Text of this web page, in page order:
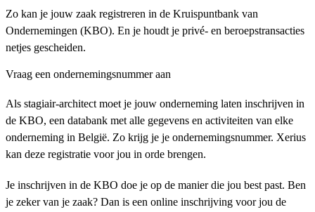
Zo kan je jouw zaak registreren in de Kruispuntbank van
Ondernemingen (KBO). En je houdt je privé- en beroepstransacties
netjes gescheiden.
Vraag een ondernemingsnummer aan
Als stagiair-architect moet je jouw onderneming laten inschrijven in
de KBO, een databank met alle gegevens en activiteiten van elke
onderneming in België. Zo krijg je je ondernemingsnummer. Xerius
kan deze registratie voor jou in orde brengen.
Je inschrijven in de KBO doe je op de manier die jou best past. Ben
je zeker van je zaak? Dan is een online inschrijving voor jou de